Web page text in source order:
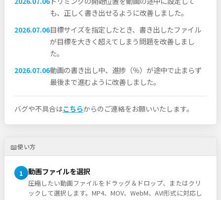
も、正しく書き出せるように改善しました。
2026.07.06目標サイズを指定したとき、書き出したファイル
が目標を大きく超えてしまう問題を改善しまし
た。
2026.07.06動画の書き出し中、進捗（％）が途中で止まらず
最後まで進むように改善しました。
バグや不具合はこちらからのご連絡をお願いいたします。
📖使い方
1 動画ファイルを選択
圧縮したい動画ファイルをドラッグ＆ドロップ、またはクリ
ックして選択します。MP4、MOV、WebM、AVI形式に対応し